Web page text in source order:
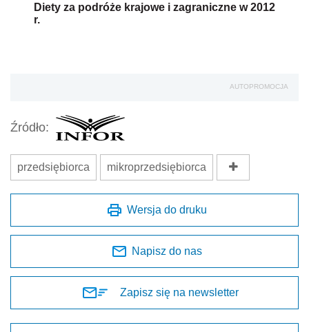
Diety za podróże krajowe i zagraniczne w 2012
r.
AUTOPROMOCJA
Źródło:
przedsiębiorca mikroprzedsiębiorca
Wersja do druku
Napisz do nas
Zapisz się na newsletter